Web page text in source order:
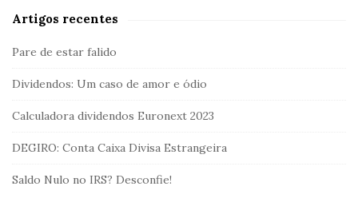
Artigos recentes
Pare de estar falido
Dividendos: Um caso de amor e ódio
Calculadora dividendos Euronext 2023
DEGIRO: Conta Caixa Divisa Estrangeira
Saldo Nulo no IRS? Desconfie!